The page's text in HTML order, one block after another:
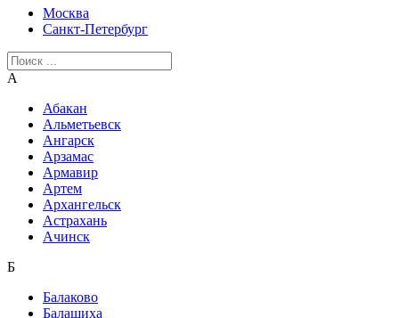
Москва
Санкт-Петербург
А
Абакан
Альметьевск
Ангарск
Арзамас
Армавир
Артем
Архангельск
Астрахань
Ачинск
Б
Балаково
Балашиха